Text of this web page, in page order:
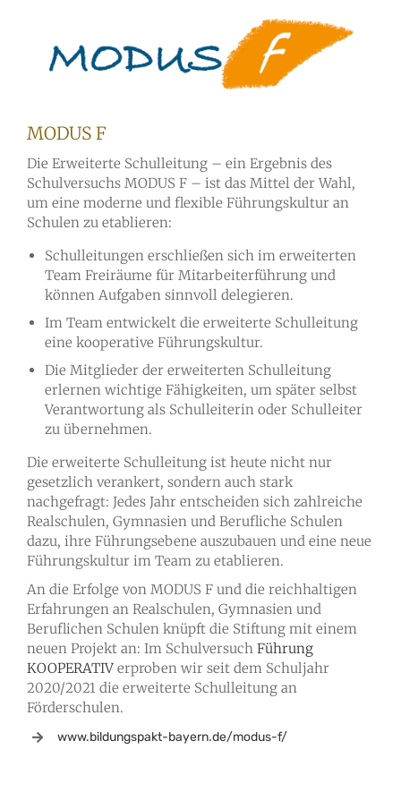
MODUS F
Die Erweiterte Schulleitung – ein Ergebnis des
Schulversuchs MODUS F – ist das Mittel der Wahl,
um eine moderne und flexible Führungskultur an
Schulen zu etablieren:
Schulleitungen erschließen sich im erweiterten
Team Freiräume für Mitarbeiterführung und
können Aufgaben sinnvoll delegieren.
Im Team entwickelt die erweiterte Schulleitung
eine kooperative Führungskultur.
Die Mitglieder der erweiterten Schulleitung
erlernen wichtige Fähigkeiten, um später selbst
Verantwortung als Schulleiterin oder Schulleiter
zu übernehmen.
Die erweiterte Schulleitung ist heute nicht nur
gesetzlich verankert, sondern auch stark
nachgefragt: Jedes Jahr entscheiden sich zahlreiche
Realschulen, Gymnasien und Berufliche Schulen
dazu, ihre Führungsebene auszubauen und eine neue
Führungskultur im Team zu etablieren.
An die Erfolge von MODUS F und die reichhaltigen
Erfahrungen an Realschulen, Gymnasien und
Beruflichen Schulen knüpft die Stiftung mit einem
neuen Projekt an: Im Schulversuch Führung
KOOPERATIV erproben wir seit dem Schuljahr
2020/2021 die erweiterte Schulleitung an
Förderschulen.
www.bildungspakt-bayern.de/modus-f/